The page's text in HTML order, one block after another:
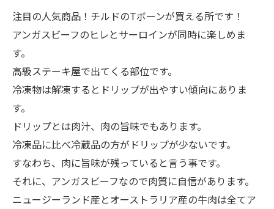
注目の人気商品！チルドのTボーンが買える所です！
アンガスビーフのヒレとサーロインが同時に楽しめま
す。
高級ステーキ屋で出てくる部位です。
冷凍物は解凍するとドリップが出やすい傾向にありま
す。
ドリップとは肉汁、肉の旨味でもあります。
冷凍品に比べ冷蔵品の方がドリップが少ないです。
すなわち、肉に旨味が残っていると言う事です。
それに、アンガスビーフなので肉質に自信があります。
ニュージーランド産とオーストラリア産の牛肉は全てア